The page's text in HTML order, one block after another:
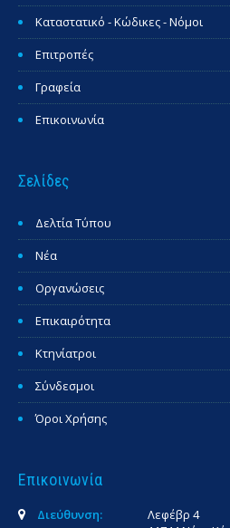
Καταστατικό - Κώδικες - Νόμοι
Επιτροπές
Γραφεία
Επικοινωνία
Σελίδες
Δελτία Τύπου
Νέα
Οργανώσεις
Επικαιρότητα
Κτηνίατροι
Σύνδεσμοι
Όροι Χρήσης
Επικοινωνία
Διεύθυνση:
Λεφέβρ 4